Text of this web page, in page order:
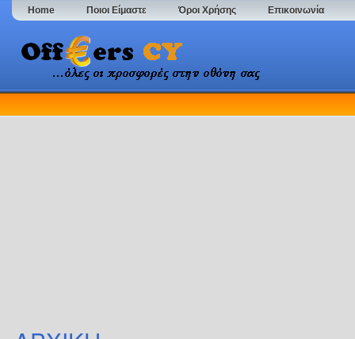
Home Ποιοι Είμαστε Όροι Χρήσης Επικοινωνία